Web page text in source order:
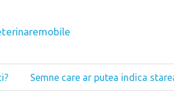
Next
Post:
Semne care ar putea indica